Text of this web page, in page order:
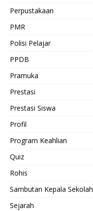
Perpustakaan
PMR
Polisi Pelajar
PPDB
Pramuka
Prestasi
Prestasi Siswa
Profil
Program Keahlian
Quiz
Rohis
Sambutan Kepala Sekolah
Sejarah